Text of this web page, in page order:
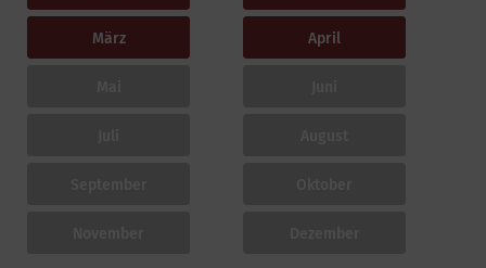
März April